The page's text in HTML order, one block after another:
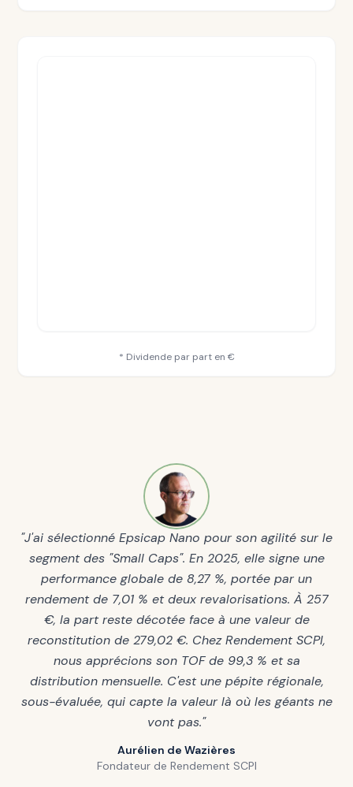
* Dividende par part en €
"J'ai sélectionné Epsicap Nano pour son agilité sur le
segment des "Small Caps". En 2025, elle signe une
performance globale de 8,27 %, portée par un
rendement de 7,01 % et deux revalorisations. À 257
€, la part reste décotée face à une valeur de
reconstitution de 279,02 €. Chez Rendement SCPI,
nous apprécions son TOF de 99,3 % et sa
distribution mensuelle. C'est une pépite régionale,
sous-évaluée, qui capte la valeur là où les géants ne
vont pas."
Aurélien de Wazières
Fondateur de Rendement SCPI